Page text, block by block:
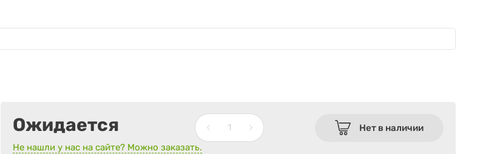
Ожидается
Нет в наличии
Не нашли у нас на сайте? Можно заказать.